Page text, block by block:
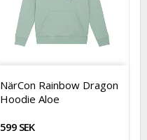
NärCon Rainbow Dragon
Hoodie Aloe
599 SEK